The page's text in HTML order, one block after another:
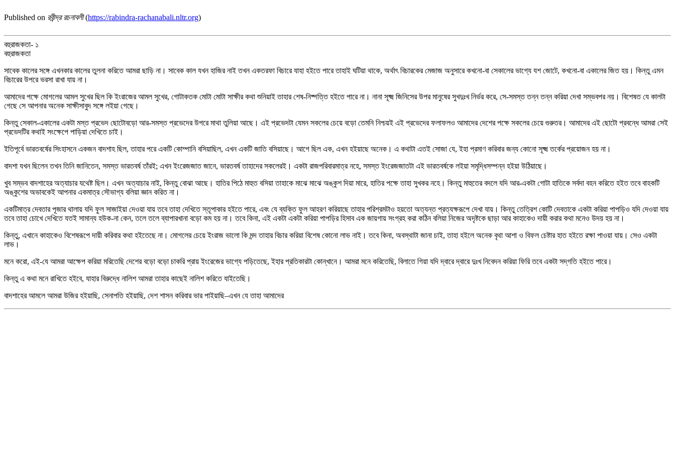
Published on রবীন্দ্র রচনাবলী(https://rabindra-rachanabali.nltr.org)
বহুরাজকতা- ১
বহুরাজকতা
সাবেক কালের সঙ্গে এখনকার কালের তুলনা করিতে আমরা ছাড়ি না। সাবেক কাল যখন হাজির নাই তখন একতরফা বিচারে যাহা হইতে পারে তাহাই ঘটিয়া থাকে, অর্থাৎ বিচারকের মেজাজ অনুসারে কখনো-বা সেকালের ভাগ্যে যশ জোটে, কখনো-বা একালের জিত হয়। কিন্তু এমন
বিচারের উপরে ভরসা রাখা যায় না।
আমাদের পক্ষে মোগলের আমল সুখের ছিল কি ইংরাজের আমল সুখের, গোটাকতক মোটা মোটা সাক্ষীর কথা শুনিয়াই তাহার শেষ-নিষ্পত্তি হইতে পারে না। নানা সূক্ষ্ম জিনিসের উপর মানুষের সুখদুঃখ নির্ভর করে, সে-সমস্ত তন্ন তন্ন করিয়া দেখা সম্ভবপর নয়। বিশেষত যে কালটা
গেছে সে আপনার অনেক সাক্ষীসাবুদ সঙ্গে লইয়া গেছে।
কিন্তু সেকাল-একালের একটা মস্ত প্রভেদ ছোটোবড়ো আর-সমস্ত প্রভেদের উপরে মাথা তুলিয়া আছে। এই প্রভেদটা যেমন সকলের চেয়ে বড়ো তেমনি নিশ্চয়ই এই প্রভেদের ফলাফলও আমাদের দেশের পক্ষে সকলের চেয়ে গুরুতর। আমাদের এই ছোটো প্রবন্ধে আমরা সেই
প্রভেদটির কথাই সংক্ষেপে পাড়িয়া দেখিতে চাই।
ইতিপূর্বে ভারতবর্ষের সিংহাসনে একজন বাদশাহ ছিল, তাহার পরে একটি কোম্পানি বসিয়াছিল, এখন একটি জাতি বসিয়াছে। আগে ছিল এক, এখন হইয়াছে অনেক। এ কথাটা এতই সোজা যে, ইহা প্রমাণ করিবার জন্য কোনো সূক্ষ্ম তর্কের প্রয়োজন হয় না।
বাদশা যখন ছিলেন তখন তিনি জানিতেন, সমস্ত ভারতবর্ষ তাঁরই; এখন ইংরেজজাত জানে, ভারতবর্ষ তাহাদের সকলেরই। একটা রাজপরিবারমাত্র নহে, সমস্ত ইংরেজজাতটা এই ভারতবর্ষকে লইয়া সমৃদ্ধিসম্পন্ন হইয়া উঠিয়াছে।
খুব সম্ভব বাদশাহের অত্যাচার যথেষ্ট ছিল। এখন অত্যাচার নাই, কিন্তু বোঝা আছে। হাতির পিঠে মাহুত বসিয়া তাহাকে মাঝে মাঝে অঙ্কুশ দিয়া মারে, হাতির পক্ষে তাহা সুখকর নহে। কিন্তু মাহুতের বদলে যদি আর-একটা গোটা হাতিকে সর্বদা বহন করিতে হইত তবে বাহকটি
অঙ্কুশের অভাবকেই আপনার একমাত্র সৌভাগ্য বলিয়া জ্ঞান করিত না।
একটিমাত্র দেবতার পূজার থালায় যদি ফুল সাজাইয়া দেওয়া যায় তবে তাহা দেখিতে স্তূপাকার হইতে পারে, এবং যে ব্যক্তি ফুল আহরণ করিয়াছে তাহার পরিশ্রমটাও হয়তো অত্যন্ত প্রত্যক্ষরূপে দেখা যায়। কিন্তু তেত্রিশ কোটি দেবতাকে একটা করিয়া পাপড়িও যদি দেওয়া যায়
তবে তাহা চোখে দেখিতে যতই সামান্য হউক-না কেন, তলে তলে ব্যাপারখানা বড়ো কম হয় না। তবে কিনা, এই একটা একটা করিয়া পাপড়ির হিসাব এক জায়গায় সংগ্রহ করা কঠিন বলিয়া নিজের অদৃষ্টকে ছাড়া আর কাহাকেও দায়ী করার কথা মনেও উদয় হয় না।
কিন্তু, এখানে কাহাকেও বিশেষরূপে দায়ী করিবার কথা হইতেছে না। মোগলের চেয়ে ইংরাজ ভালো কি মন্দ তাহার বিচার করিয়া বিশেষ কোনো লাভ নাই। তবে কিনা, অবস্থাটা জানা চাই, তাহা হইলে অনেক বৃথা আশা ও বিফল চেষ্টার হাত হইতে রক্ষা পাওয়া যায়। সেও একটা
লাভ।
মনে করো, এই-যে আমরা আক্ষেপ করিয়া মরিতেছি দেশের বড়ো বড়ো চাকরি প্রায় ইংরেজের ভাগ্যে পড়িতেছে, ইহার প্রতিকারটা কোন্‌খানে। আমরা মনে করিতেছি, বিলাতে গিয়া যদি দ্বারে দ্বারে দুঃখ নিবেদন করিয়া ফিরি তবে একটা সদ্‌গতি হইতে পারে।
কিন্তু এ কথা মনে রাখিতে হইবে, যাহার বিরুদ্ধে নালিশ আমরা তাহার কাছেই নালিশ করিতে যাইতেছি।
বাদশাহের আমলে আমরা উজির হইয়াছি, সেনাপতি হইয়াছি, দেশ শাসন করিবার ভার পাইয়াছি–এখন যে তাহা আমাদের